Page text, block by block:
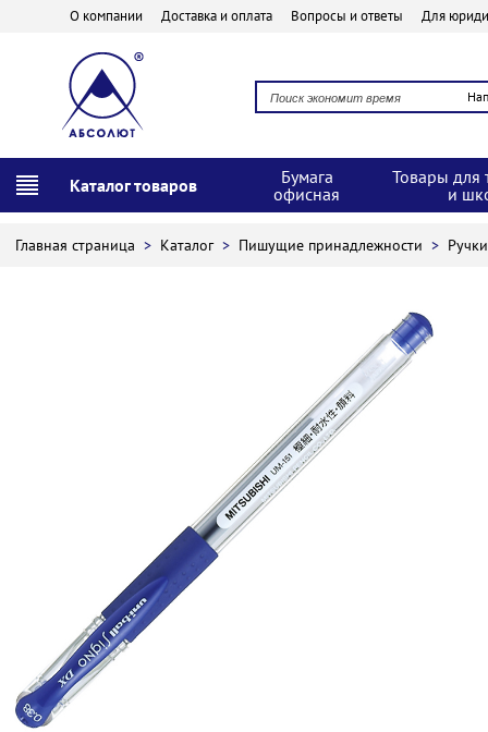
О компании Доставка и оплата Вопросы и ответы Для
Каталог товаров
Бумага
офисная
Товары для
и
Главная страница > Каталог > Пишущие принадлежности >